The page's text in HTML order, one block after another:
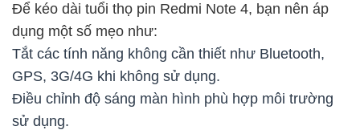
Để kéo dài tuổi thọ pin Redmi Note 4, bạn nên áp
dụng một số mẹo như:
Tắt các tính năng không cần thiết như Bluetooth,
GPS, 3G/4G khi không sử dụng.
Điều chỉnh độ sáng màn hình phù hợp môi trường
sử dụng.